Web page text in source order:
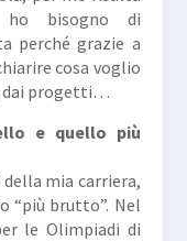
ho bisogno di
perché grazie a
cosa voglio
dai progetti…
e quello più
mia carriera,
“più brutto”. Nel
le Olimpiadi di